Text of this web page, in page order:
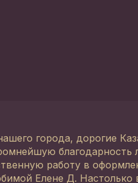
города, дорогие
работу в
Елене Д. Настолько